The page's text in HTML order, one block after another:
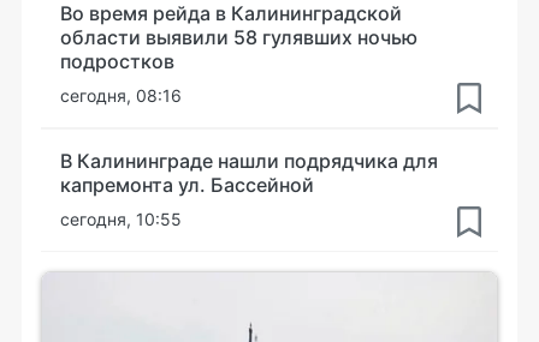
Во время рейда в Калининградской
области выявили 58 гулявших ночью
подростков
сегодня, 08:16
В Калининграде нашли подрядчика для
капремонта ул. Бассейной
сегодня, 10:55